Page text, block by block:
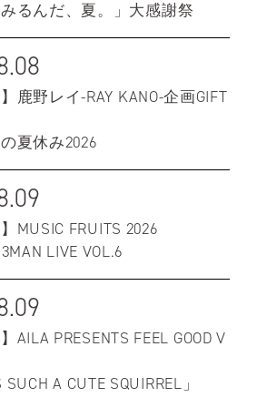
みるんだ、夏。」大感謝祭
】鹿野レイ-RAY KANO-企画GIFT
夏休み2026
MUSIC FRUITS 2026
LIVE VOL.6
AILA PRESENTS FEEL GOOD V
SUCH A CUTE SQUIRREL」